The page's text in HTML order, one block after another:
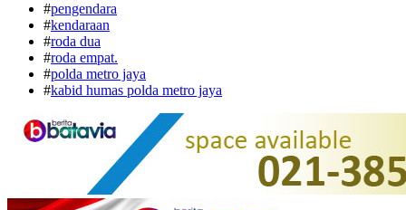
#pengendara
#kendaraan
#roda dua
#roda empat.
#polda metro jaya
#kabid humas polda metro jaya